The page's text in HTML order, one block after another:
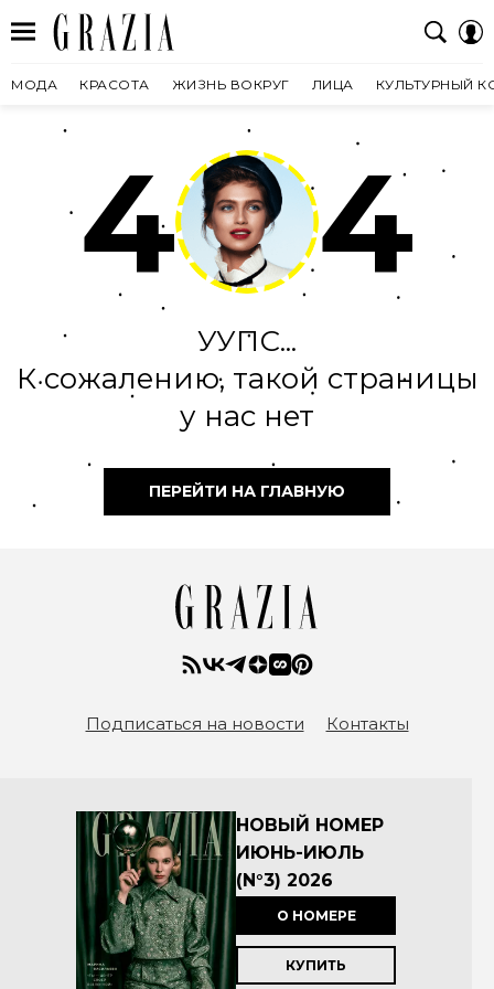
МОДА КРАСОТА ЖИЗНЬ ВОКРУГ ЛИЦА КУЛЬТУРНЫЙ
4 4
УУПС...
К сожалению, такой страницы
у нас нет
ПЕРЕЙТИ НА ГЛАВНУЮ
Подписаться на новости Контакты
НОВЫЙ НОМЕР
ИЮНЬ-ИЮЛЬ
(N°3) 2026
О НОМЕРЕ
КУПИТЬ